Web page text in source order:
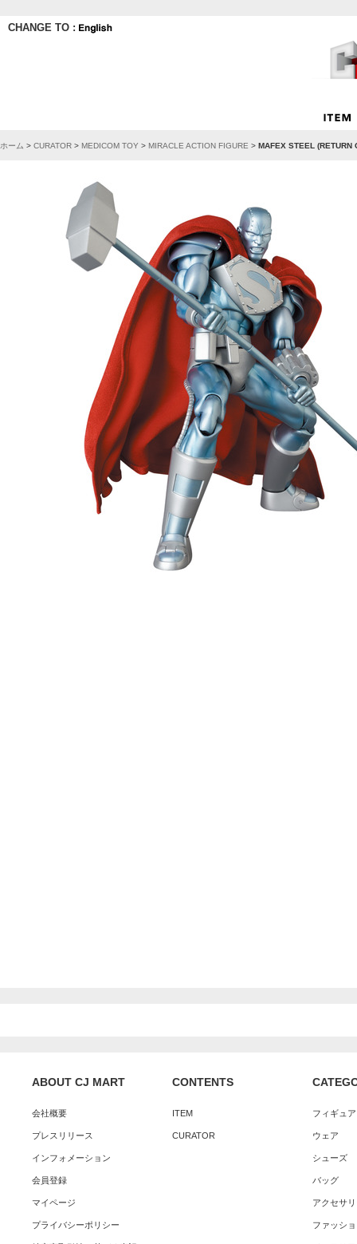
CHANGE TO :
ホーム > CURATOR > MEDICOM TOY > MIRACLE ACTION FIGURE > MAFEX STEEL (RETURN
ABOUT CJ MART
会社概要
プレスリリース
インフォメーション
会員登録
マイページ
プライバシーポリシー
CONTENTS
ITEM
CURATOR
フィギュ
ウェア
シューズ
バッグ
アクセサ
ファッシ